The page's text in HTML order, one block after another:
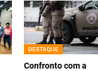
DESTAQUE
Confronto com a